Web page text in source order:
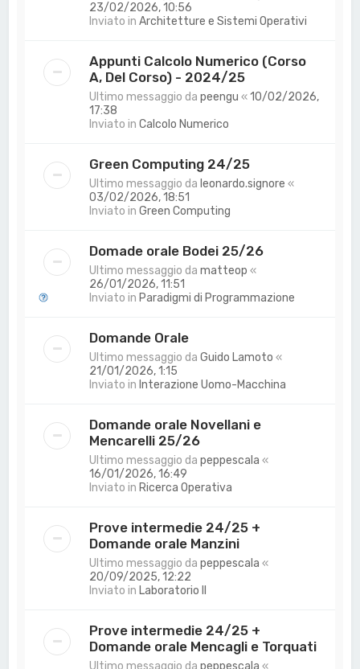
23/02/2026, 10:56
Inviato inArchitetture e Sistemi Operativi
Appunti Calcolo Numerico (Corso
A, Del Corso) - 2024/25
Ultimo messaggio dapeengu «10/02/2026,
17:38
Inviato inCalcolo Numerico
Green Computing 24/25
Ultimo messaggio da leonardo.signore «
03/02/2026, 18:51
Inviato inGreen Computing
Domade orale Bodei 25/26
Ultimo messaggio damatteop «
26/01/2026, 11:51
Inviato in Paradigmi di Programmazione
Domande Orale
Ultimo messaggio daGuido Lamoto «
21/01/2026, 1:15
Inviato in Interazione Uomo-Macchina
Domande orale Novellani e
Mencarelli 25/26
Ultimo messaggio dapeppescala «
16/01/2026, 16:49
Inviato in Ricerca Operativa
Prove intermedie 24/25 +
Domande orale Manzini
Ultimo messaggio dapeppescala «
20/09/2025, 12:22
Inviato in Laboratorio II
Prove intermedie 24/25 +
Domande orale Mencagli e Torquati
Ultimo messaggio dapeppescala «